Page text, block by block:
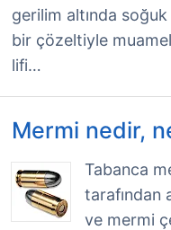
gerilim altında
bir çözeltiyle
lifi…
Mermi nedir,
Tabanca
tarafından
ve mermi